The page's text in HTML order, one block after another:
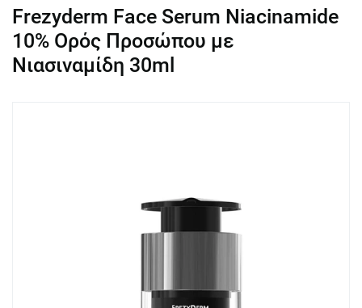
Frezyderm Face Serum Niacinamide
10% Ορός Προσώπου με
Νιασιναμίδη 30ml